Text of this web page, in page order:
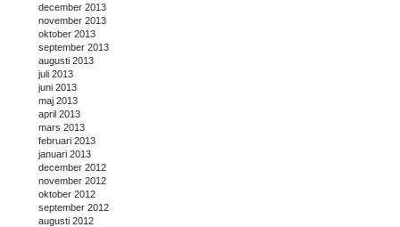
december 2013
november 2013
oktober 2013
september 2013
augusti 2013
juli 2013
juni 2013
maj 2013
april 2013
mars 2013
februari 2013
januari 2013
december 2012
november 2012
oktober 2012
september 2012
augusti 2012